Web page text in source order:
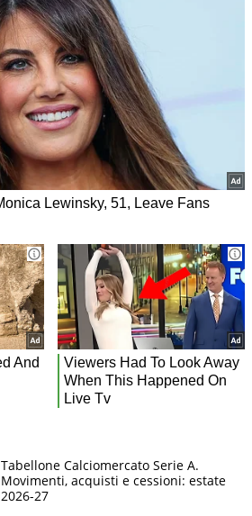
Tabellone Calciomercato Serie A.
Movimenti, acquisti e cessioni: estate
2026-27